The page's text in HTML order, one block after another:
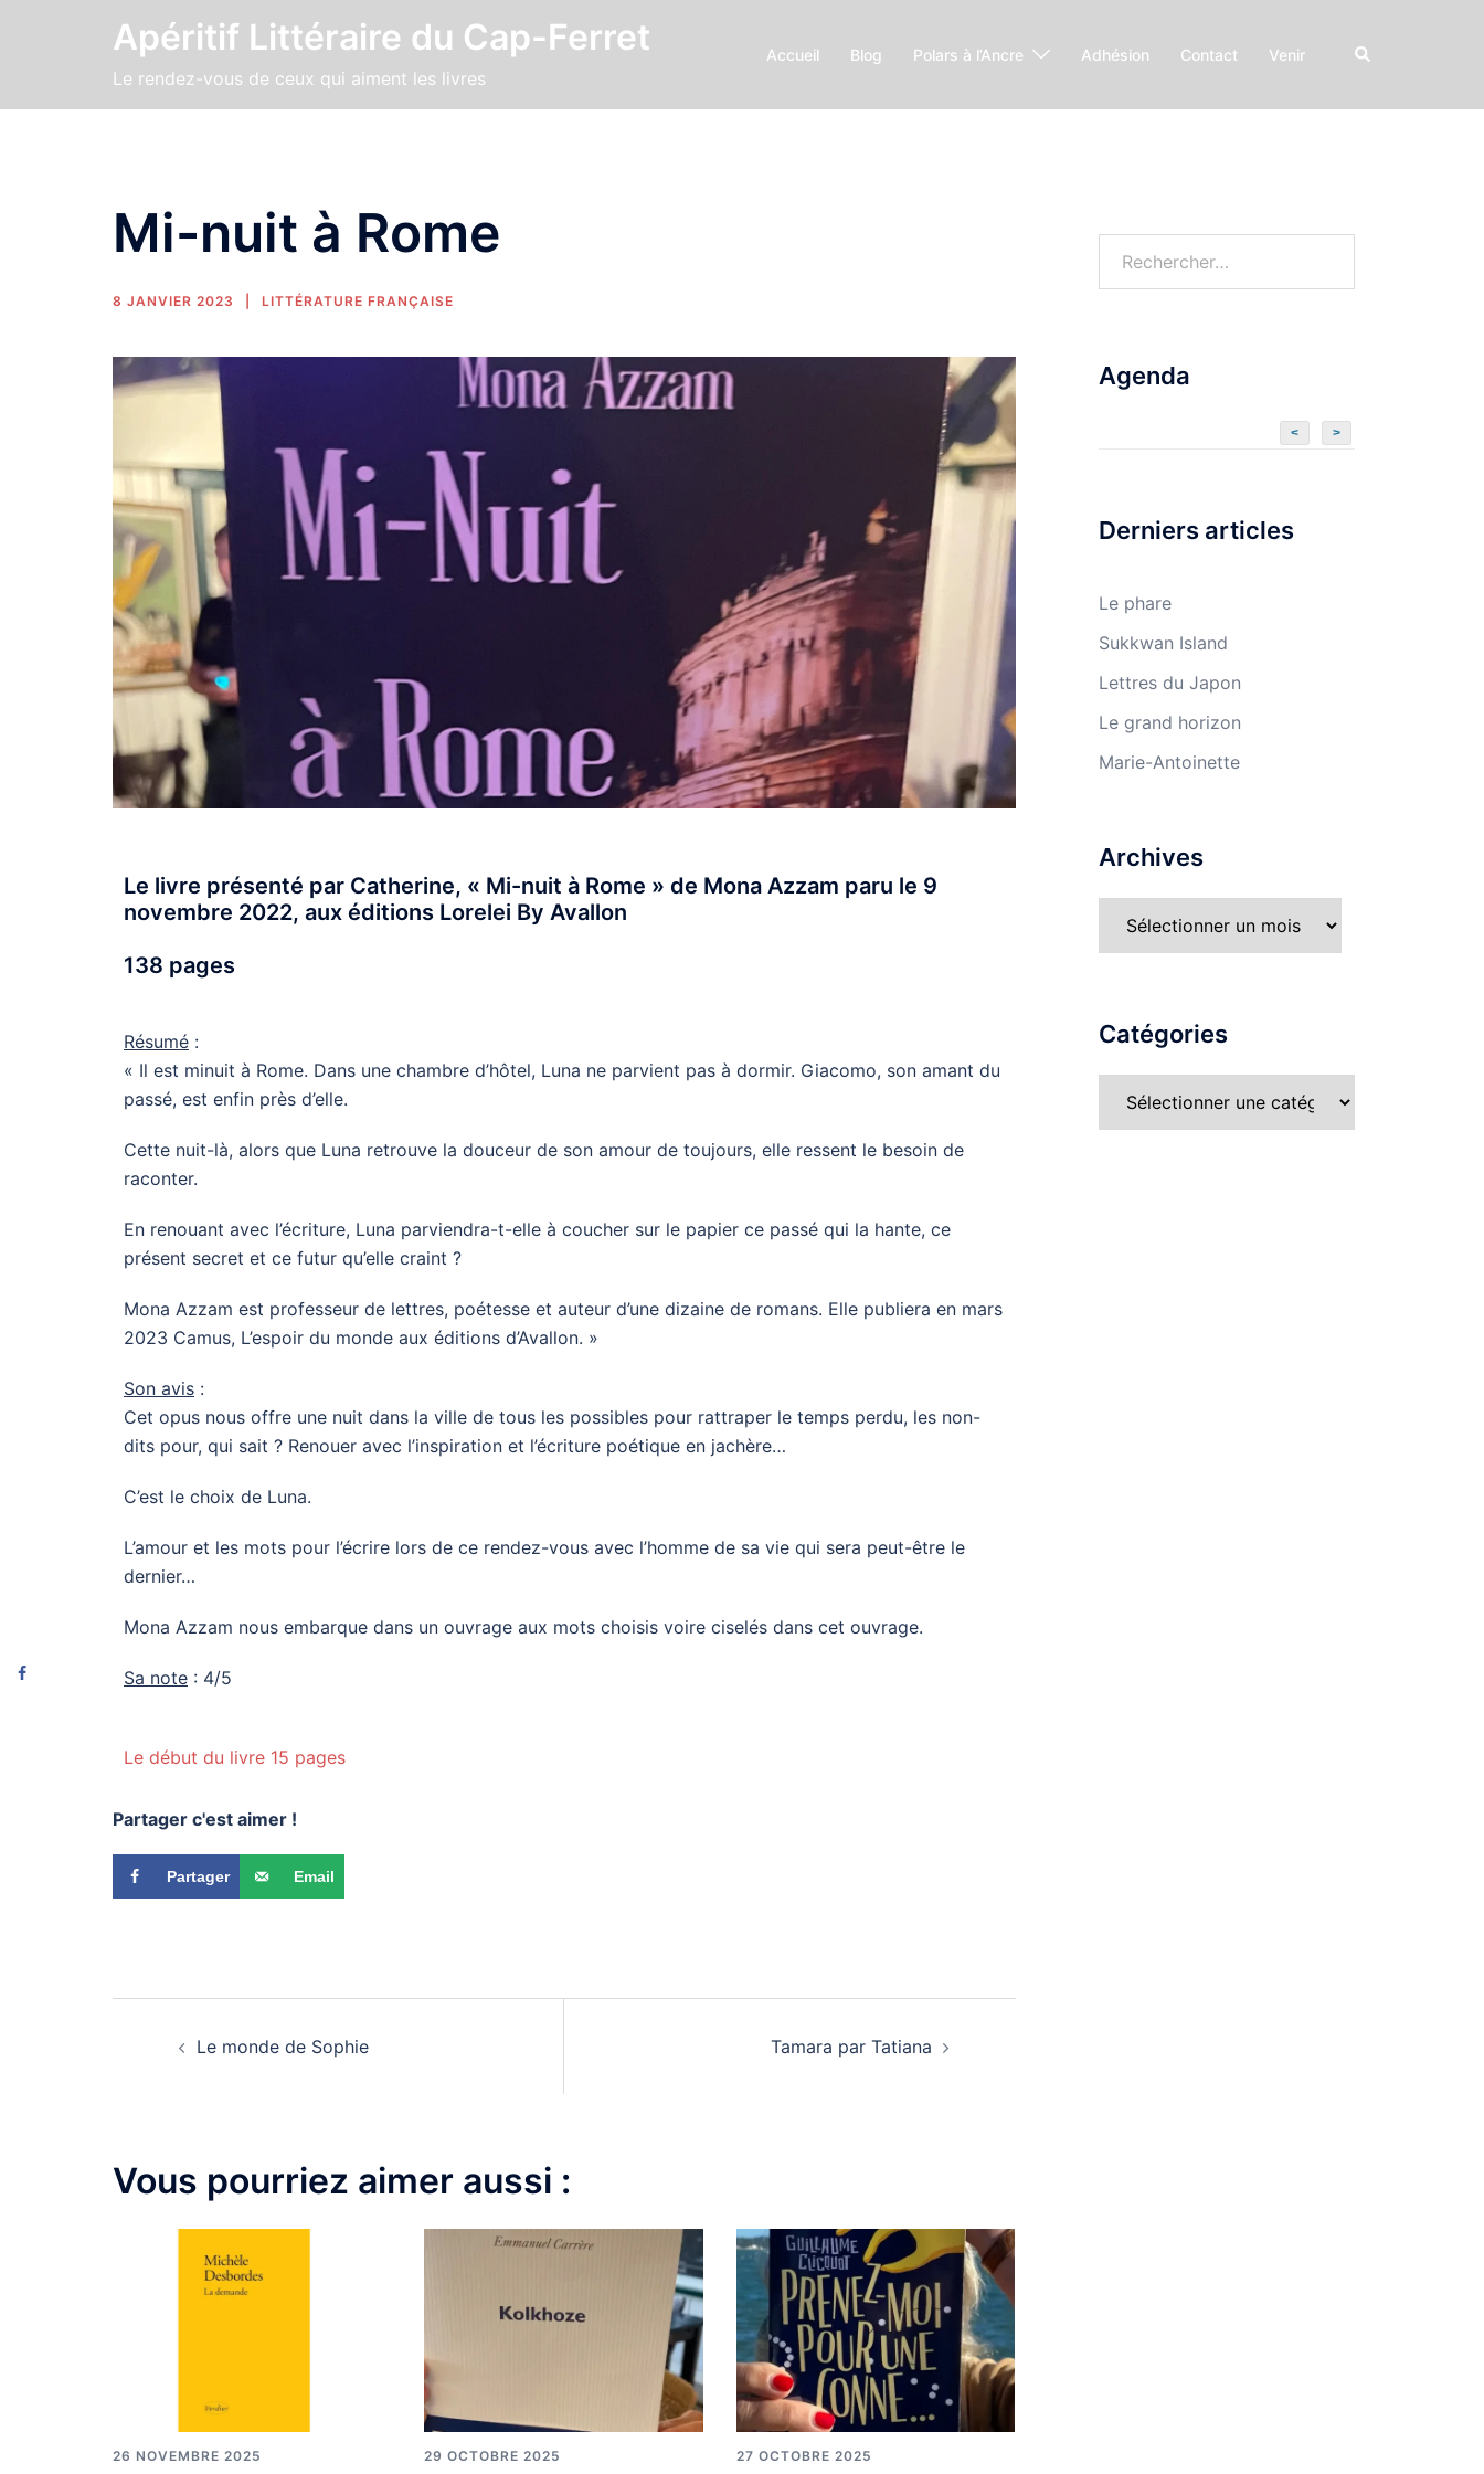
Apéritif Littéraire du Cap-Ferret
Le rendez-vous de ceux qui aiment les livres
Accueil Blog Polars à l’Ancre Adhésion Contact Venir
Mi-nuit à Rome
8 JANVIER 2023 LITTÉRATURE FRANÇAISE
Le livre présenté par Catherine, « Mi-nuit à Rome » de Mona Azzam paru le 9
novembre 2022, aux éditions Lorelei By Avallon
138 pages
Résumé :
« Il est minuit à Rome. Dans une chambre d’hôtel, Luna ne parvient pas à dormir. Giacomo, son amant du
passé, est enfin près d’elle.
Cette nuit-là, alors que Luna retrouve la douceur de son amour de toujours, elle ressent le besoin de
raconter.
En renouant avec l’écriture, Luna parviendra-t-elle à coucher sur le papier ce passé qui la hante, ce
présent secret et ce futur qu’elle craint ?
Mona Azzam est professeur de lettres, poétesse et auteur d’une dizaine de romans. Elle publiera en mars
2023 Camus, L’espoir du monde aux éditions d’Avallon. »
Son avis :
Cet opus nous offre une nuit dans la ville de tous les possibles pour rattraper le temps perdu, les non-
dits pour, qui sait ? Renouer avec l’inspiration et l’écriture poétique en jachère…
C’est le choix de Luna.
L’amour et les mots pour l’écrire lors de ce rendez-vous avec l’homme de sa vie qui sera peut-être le
dernier…
Mona Azzam nous embarque dans un ouvrage aux mots choisis voire ciselés dans cet ouvrage.
Sa note : 4/5
Le début du livre 15 pages
Partager c'est aimer !
Partager Email
Le monde de Sophie Tamara par Tatiana
Vous pourriez aimer aussi :
26 NOVEMBRE 2025 29 OCTOBRE 2025 27 OCTOBRE 2025
Agenda
< >
Derniers articles
Le phare
Sukkwan Island
Lettres du Japon
Le grand horizon
Marie-Antoinette
Archives
Catégories